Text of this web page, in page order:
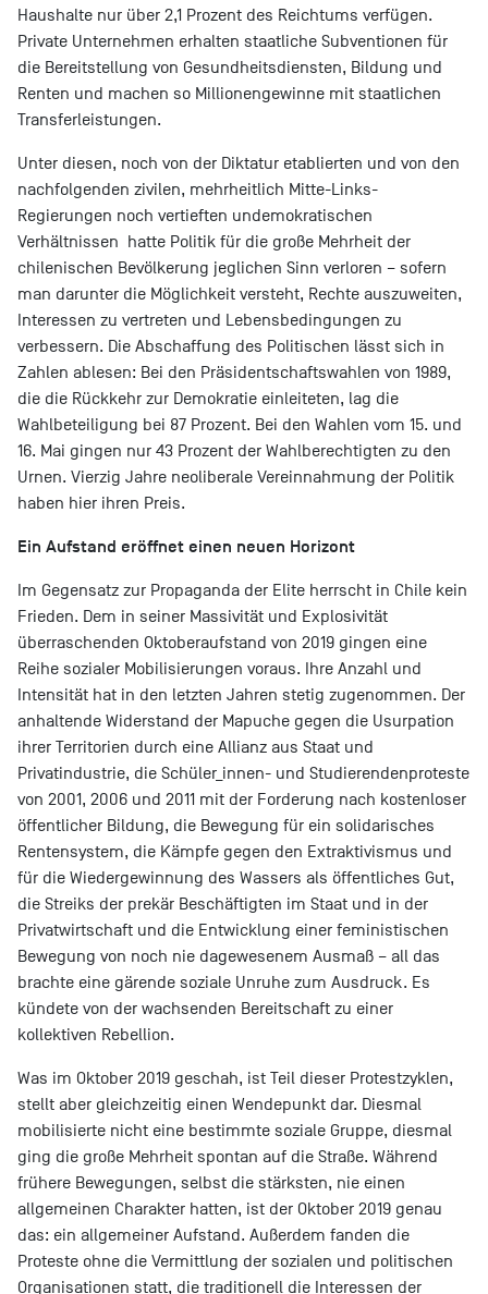
Haushalte nur über 2,1 Prozent des Reichtums verfügen.
Private Unternehmen erhalten staatliche Subventionen für
die Bereitstellung von Gesundheitsdiensten, Bildung und
Renten und machen so Millionengewinne mit staatlichen
Transferleistungen.
Unter diesen, noch von der Diktatur etablierten und von den
nachfolgenden zivilen, mehrheitlich Mitte-Links-
Regierungen noch vertieften undemokratischen
Verhältnissen hatte Politik für die große Mehrheit der
chilenischen Bevölkerung jeglichen Sinn verloren – sofern
man darunter die Möglichkeit versteht, Rechte auszuweiten,
Interessen zu vertreten und Lebensbedingungen zu
verbessern. Die Abschaffung des Politischen lässt sich in
Zahlen ablesen: Bei den Präsidentschaftswahlen von 1989,
die die Rückkehr zur Demokratie einleiteten, lag die
Wahlbeteiligung bei 87 Prozent. Bei den Wahlen vom 15. und
16. Mai gingen nur 43 Prozent der Wahlberechtigten zu den
Urnen. Vierzig Jahre neoliberale Vereinnahmung der Politik
haben hier ihren Preis.
Ein Aufstand eröffnet einen neuen Horizont
Im Gegensatz zur Propaganda der Elite herrscht in Chile kein
Frieden. Dem in seiner Massivität und Explosivität
überraschenden Oktoberaufstand von 2019 gingen eine
Reihe sozialer Mobilisierungen voraus. Ihre Anzahl und
Intensität hat in den letzten Jahren stetig zugenommen. Der
anhaltende Widerstand der Mapuche gegen die Usurpation
ihrer Territorien durch eine Allianz aus Staat und
Privatindustrie, die Schüler_innen- und Studierendenproteste
von 2001, 2006 und 2011 mit der Forderung nach kostenloser
öffentlicher Bildung, die Bewegung für ein solidarisches
Rentensystem, die Kämpfe gegen den Extraktivismus und
für die Wiedergewinnung des Wassers als öffentliches Gut,
die Streiks der prekär Beschäftigten im Staat und in der
Privatwirtschaft und die Entwicklung einer feministischen
Bewegung von noch nie dagewesenem Ausmaß – all das
brachte eine gärende soziale Unruhe zum Ausdruck. Es
kündete von der wachsenden Bereitschaft zu einer
kollektiven Rebellion.
Was im Oktober 2019 geschah, ist Teil dieser Protestzyklen,
stellt aber gleichzeitig einen Wendepunkt dar. Diesmal
mobilisierte nicht eine bestimmte soziale Gruppe, diesmal
ging die große Mehrheit spontan auf die Straße. Während
frühere Bewegungen, selbst die stärksten, nie einen
allgemeinen Charakter hatten, ist der Oktober 2019 genau
das: ein allgemeiner Aufstand. Außerdem fanden die
Proteste ohne die Vermittlung der sozialen und politischen
Organisationen statt, die traditionell die Interessen der